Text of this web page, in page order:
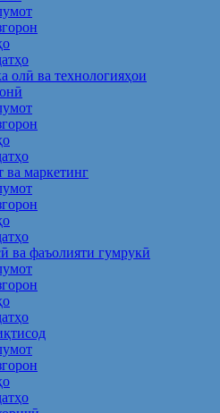
олӣ ва технологияҳои
маркетинг
ва фаъолияти гумрукӣ